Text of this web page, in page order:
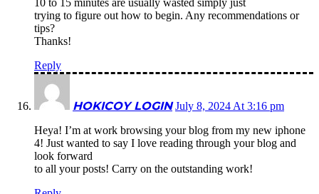
10 to 15 minutes are usually wasted simply just
trying to figure out how to begin. Any recommendations or
tips?
Thanks!
Reply
HOKICOY LOGIN July 8, 2024 At 3:16 pm
Heya! I’m at work browsing your blog from my new iphone
4! Just wanted to say I love reading through your blog and
look forward
to all your posts! Carry on the outstanding work!